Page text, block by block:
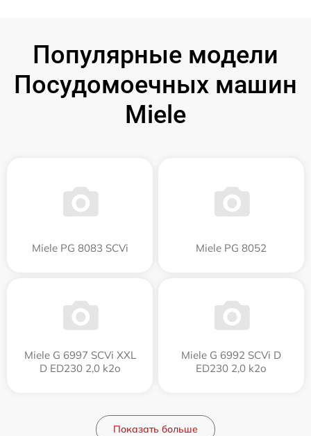
Популярные модели
Посудомоечных машин
Miele
Miele PG 8083 SCVi Miele PG 8052
Miele G 6997 SCVi XXL
D ED230 2,0 k2o
Miele G 6992 SCVi D
ED230 2,0 k2o
Показать больше